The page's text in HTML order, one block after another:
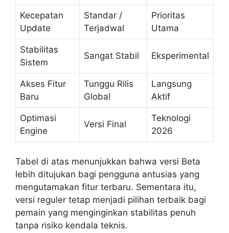
Kecepatan
Update
Standar /
Terjadwal
Prioritas
Utama
Stabilitas
Sistem
Sangat Stabil Eksperimental
Akses Fitur
Baru
Tunggu Rilis
Global
Langsung
Aktif
Optimasi
Engine
Versi Final
Teknologi
2026
Tabel di atas menunjukkan bahwa versi Beta
lebih ditujukan bagi pengguna antusias yang
mengutamakan fitur terbaru. Sementara itu,
versi reguler tetap menjadi pilihan terbaik bagi
pemain yang menginginkan stabilitas penuh
tanpa risiko kendala teknis.